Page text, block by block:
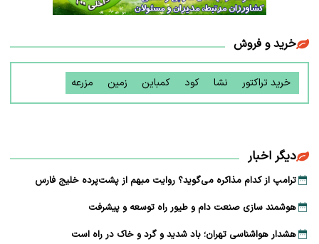
خرید و فروش
خرید تراکتور نشا کود کمباین زمین مزرعه
دیگر اخبار
ترامپ از کدام مذاکره می‌گوید؟ روایت مبهم از پشت‌پرده خلیج فارس
هوشمند سازی صنعت دام و طیور راه توسعه و پیشرفت
هشدار هواشناسی تهران؛ باد شدید و گرد و خاک در راه است